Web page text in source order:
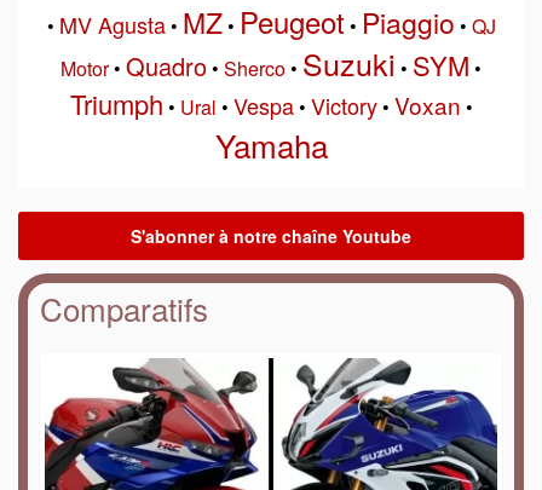
• MV Agusta• MZ• Peugeot • Piaggio • QJ
Motor• Quadro• Sherco• Suzuki • SYM •
Triumph • Ural • Vespa• Victory• Voxan •
Yamaha
Comparatifs